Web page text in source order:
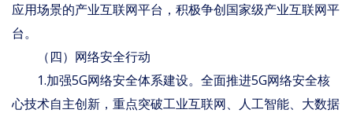
应用场景的产业互联网平台，积极争创国家级产业互联网平
台。
（四）网络安全行动
1.加强5G网络安全体系建设。全面推进5G网络安全核
心技术自主创新，重点突破工业互联网、人工智能、大数据